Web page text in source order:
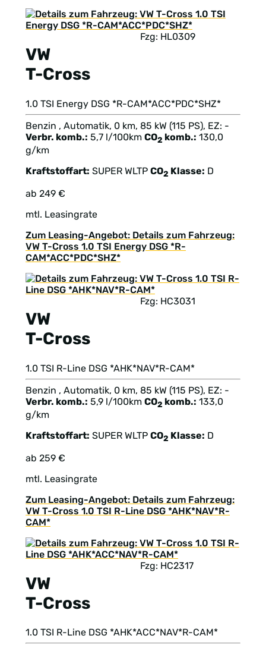
VW
T-Cross
Fzg: HL0309
1.0 TSI Energy DSG *R-CAM*ACC*PDC*SHZ*
Benzin , Automatik, 0 km, 85 kW (115 PS), EZ: -
Verbr. komb.: 5,7 l/100km CO2 komb.: 130,0
g/km
Kraftstoffart: SUPER WLTP CO2 Klasse: D
ab 249 €
mtl. Leasingrate
Zum Leasing-Angebot: Details zum Fahrzeug:
VW T-Cross 1.0 TSI Energy DSG *R-
CAM*ACC*PDC*SHZ*
VW
T-Cross
Fzg: HC3031
1.0 TSI R-Line DSG *AHK*NAV*R-CAM*
Benzin , Automatik, 0 km, 85 kW (115 PS), EZ: -
Verbr. komb.: 5,9 l/100km CO2 komb.: 133,0
g/km
Kraftstoffart: SUPER WLTP CO2 Klasse: D
ab 259 €
mtl. Leasingrate
Zum Leasing-Angebot: Details zum Fahrzeug:
VW T-Cross 1.0 TSI R-Line DSG *AHK*NAV*R-
CAM*
VW
T-Cross
Fzg: HC2317
1.0 TSI R-Line DSG *AHK*ACC*NAV*R-CAM*